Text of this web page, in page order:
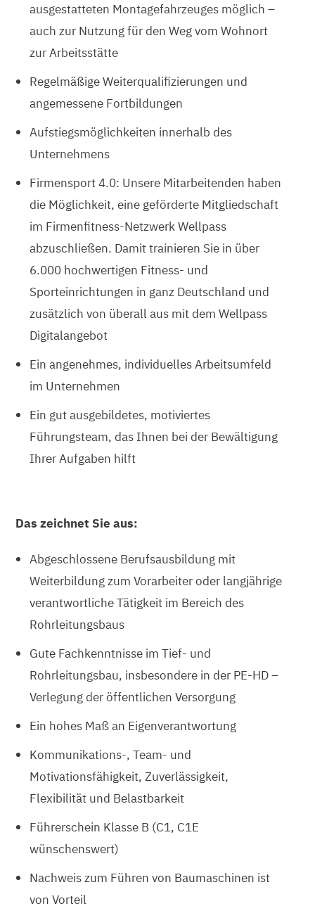
ausgestatteten Montagefahrzeuges möglich –
auch zur Nutzung für den Weg vom Wohnort
zur Arbeitsstätte
Regelmäßige Weiterqualifizierungen und
angemessene Fortbildungen
Aufstiegsmöglichkeiten innerhalb des
Unternehmens
Firmensport 4.0: Unsere Mitarbeitenden haben
die Möglichkeit, eine geförderte Mitgliedschaft
im Firmenfitness-Netzwerk Wellpass
abzuschließen. Damit trainieren Sie in über
6.000 hochwertigen Fitness- und
Sporteinrichtungen in ganz Deutschland und
zusätzlich von überall aus mit dem Wellpass
Digitalangebot
Ein angenehmes, individuelles Arbeitsumfeld
im Unternehmen
Ein gut ausgebildetes, motiviertes
Führungsteam, das Ihnen bei der Bewältigung
Ihrer Aufgaben hilft
Das zeichnet Sie aus:
Abgeschlossene Berufsausbildung mit
Weiterbildung zum Vorarbeiter oder langjährige
verantwortliche Tätigkeit im Bereich des
Rohrleitungsbaus
Gute Fachkenntnisse im Tief- und
Rohrleitungsbau, insbesondere in der PE-HD –
Verlegung der öffentlichen Versorgung
Ein hohes Maß an Eigenverantwortung
Kommunikations-, Team- und
Motivationsfähigkeit, Zuverlässigkeit,
Flexibilität und Belastbarkeit
Führerschein Klasse B (C1, C1E
wünschenswert)
Nachweis zum Führen von Baumaschinen ist
von Vorteil